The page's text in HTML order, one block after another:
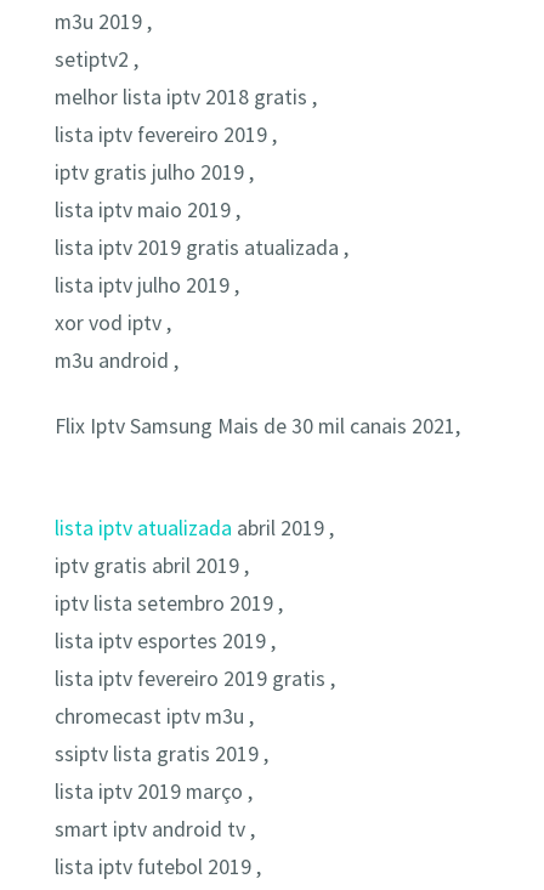
m3u 2019 ,
setiptv2 ,
melhor lista iptv 2018 gratis ,
lista iptv fevereiro 2019 ,
iptv gratis julho 2019 ,
lista iptv maio 2019 ,
lista iptv 2019 gratis atualizada ,
lista iptv julho 2019 ,
xor vod iptv ,
m3u android ,
Flix Iptv Samsung Mais de 30 mil canais 2021,
lista iptv atualizada abril 2019 ,
iptv gratis abril 2019 ,
iptv lista setembro 2019 ,
lista iptv esportes 2019 ,
lista iptv fevereiro 2019 gratis ,
chromecast iptv m3u ,
ssiptv lista gratis 2019 ,
lista iptv 2019 março ,
smart iptv android tv ,
lista iptv futebol 2019 ,